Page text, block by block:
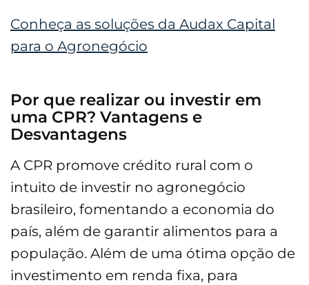
Conheça as soluções da Audax Capital
para o Agronegócio
Por que realizar ou investir em
uma CPR? Vantagens e
Desvantagens
A CPR promove crédito rural com o
intuito de investir no agronegócio
brasileiro, fomentando a economia do
país, além de garantir alimentos para a
população. Além de uma ótima opção de
investimento em renda fixa, para